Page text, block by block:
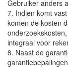
Gebruiker anders
7. Indien komt
komen de kosten
integraal voor
8. Naast de